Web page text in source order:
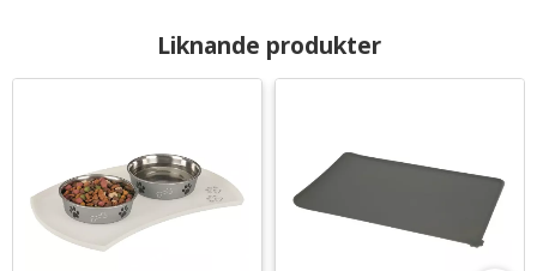
Liknande produkter